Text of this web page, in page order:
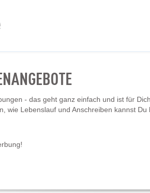
- das geht ganz einfach und ist für
wie Lebenslauf und Anschreiben kannst